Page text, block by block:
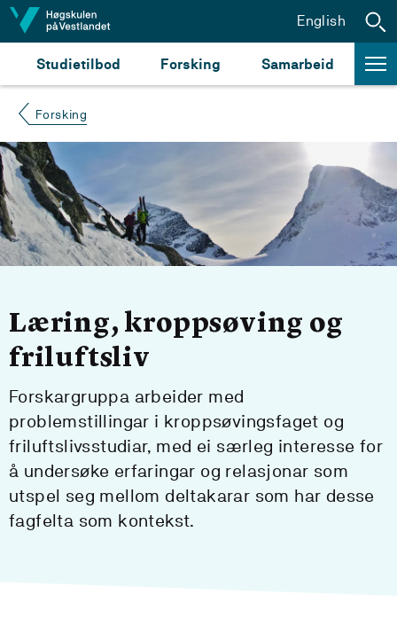
Hopp til innhald
Studietilbod Forsking Samarbeid
English
Forsking
Læring, kroppsøving og
friluftsliv
Forskargruppa arbeider med
problemstillingar i kroppsøvingsfaget og
friluftslivsstudiar, med ei særleg interesse for
å undersøke erfaringar og relasjonar som
utspel seg mellom deltakarar som har desse
fagfelta som kontekst.